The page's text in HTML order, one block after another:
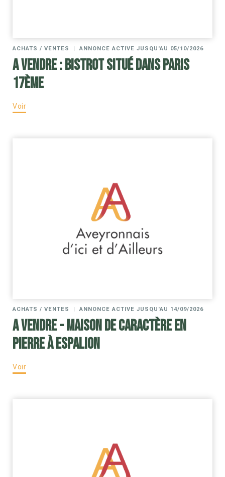
ACHATS / VENTES ANNONCE ACTIVE JUSQU'AU 05/10/2026
A vendre : Bistrot situé dans Paris
17ème
Voir
ACHATS / VENTES | ANNONCE ACTIVE JUSQU'AU 14/09/2026
A VENDRE - Maison de caractère en
pierre à Espalion
Voir